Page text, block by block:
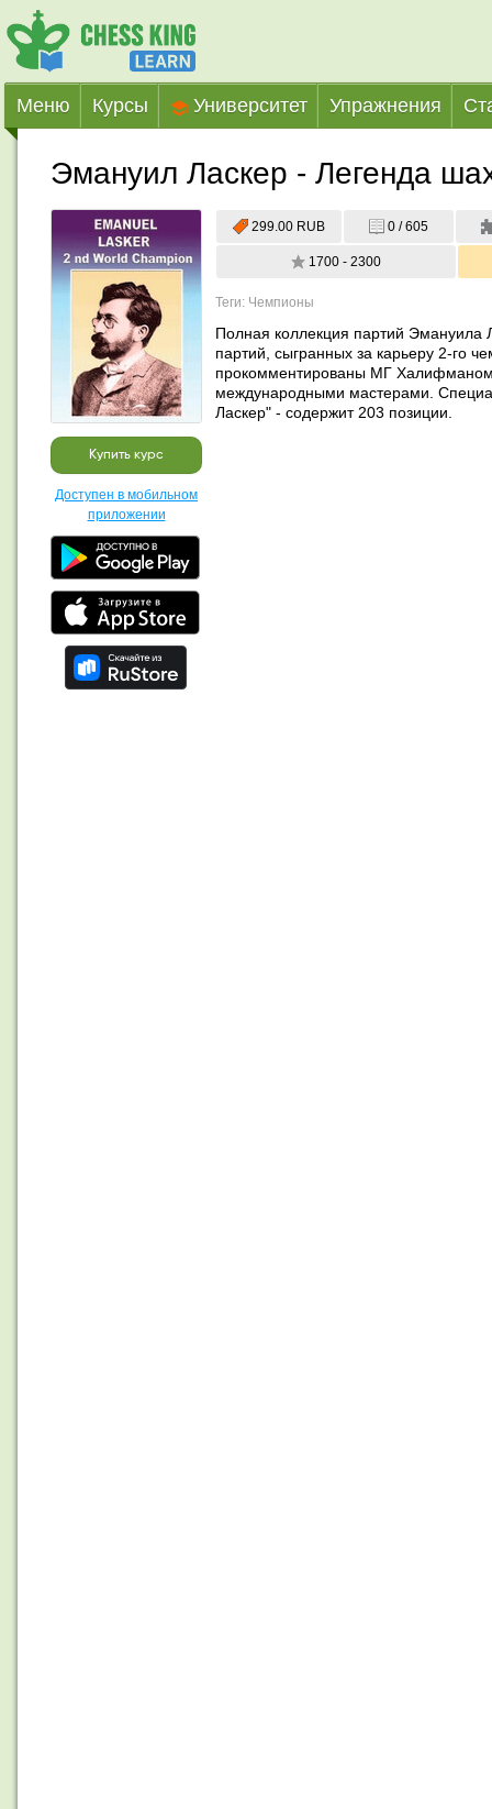
Меню Курсы Университет Упражнения
Эмануил Ласкер - Легенда
Купить курс
Доступен в мобильном
приложении
299.00 RUB 0 / 605
1700 - 2300
Теги: Чемпионы
Полная коллекция партий Эмануила
партий, сыгранных за карьеру 2-го
прокомментированы МГ Халифманом
международными мастерами.
Ласкер" - содержит 203 позиции.